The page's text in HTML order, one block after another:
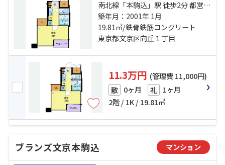
南北線「本駒込」駅 徒歩2分 都営三
田線「白山」駅 徒歩5分 南北線「東
大前」駅 徒歩7分
築年月：2001年 1月
19.81㎡/鉄骨鉄筋コンクリート
東京都文京区向丘１丁目
11.3万円 (管理費 11,000円)
敷 0ヶ月 礼 1ヶ月
2階 / 1K / 19.81㎡
ブランズ文京本駒込 マンション